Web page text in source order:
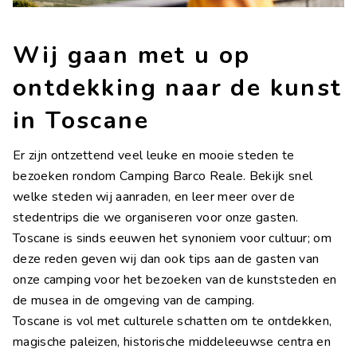
Contact
EN
Wij gaan met u op
ontdekking naar de kunst
in Toscane
Er zijn ontzettend veel leuke en mooie steden te
bezoeken rondom Camping Barco Reale. Bekijk snel
welke steden wij aanraden, en leer meer over de
stedentrips die we organiseren voor onze gasten.
Toscane is sinds eeuwen het synoniem voor cultuur; om
deze reden geven wij dan ook tips aan de gasten van
onze camping voor het bezoeken van de kunststeden en
de musea in de omgeving van de camping.
Toscane is vol met culturele schatten om te ontdekken,
magische paleizen, historische middeleeuwse centra en